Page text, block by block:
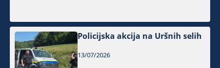
Policijska akcija na Uršnih selih
13/07/2026